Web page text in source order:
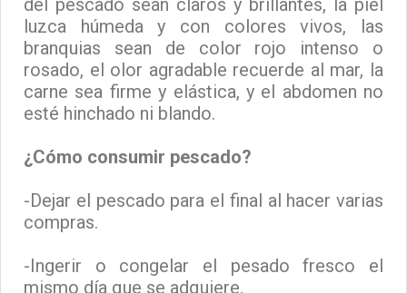
del pescado sean claros y brillantes, la piel
luzca húmeda y con colores vivos, las
branquias sean de color rojo intenso o
rosado, el olor agradable recuerde al mar, la
carne sea firme y elástica, y el abdomen no
esté hinchado ni blando.
¿Cómo consumir pescado?
-Dejar el pescado para el final al hacer varias
compras.
-Ingerir o congelar el pesado fresco el
mismo día que se adquiere.